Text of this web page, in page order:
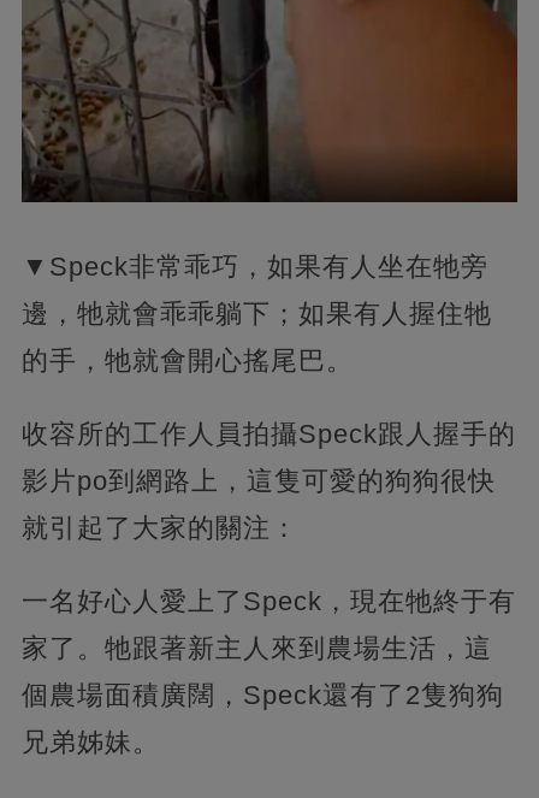
▼Speck非常乖巧，如果有人坐在牠旁
邊，牠就會乖乖躺下；如果有人握住牠
的手，牠就會開心搖尾巴。
收容所的工作人員拍攝Speck跟人握手的
影片po到網路上，這隻可愛的狗狗很快
就引起了大家的關注：
一名好心人愛上了Speck，現在牠終于有
家了。牠跟著新主人來到農場生活，這
個農場面積廣闊，Speck還有了2隻狗狗
兄弟姊妹。